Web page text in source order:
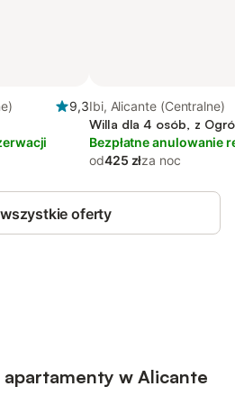
9,3Ibi, Alicante (Centralne)
Willa dla 4 osób, z
Bezpłatne anulowanie
od425 złza noc
oferty
w Alicante